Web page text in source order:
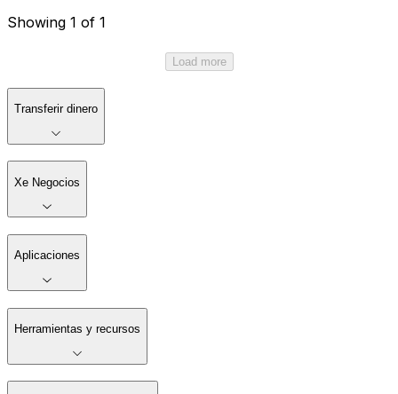
Showing 1 of 1
Load more
Transferir dinero
Xe Negocios
Aplicaciones
Herramientas y recursos